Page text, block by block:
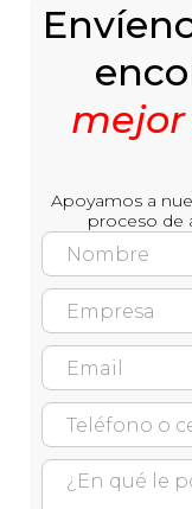
Apoyamos a
proceso de